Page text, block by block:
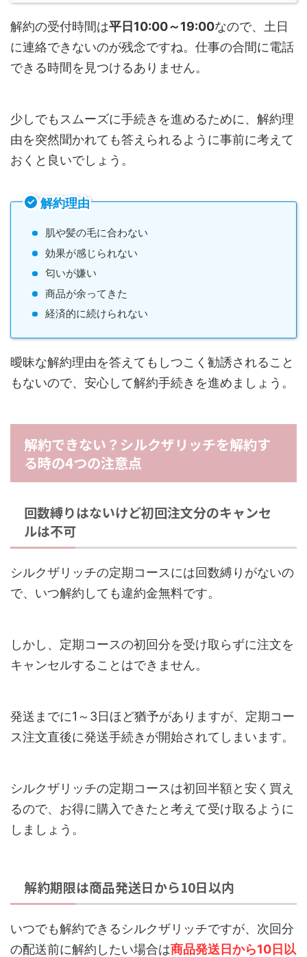
解約の受付時間は平日10:00～19:00なので、土日
に連絡できないのが残念ですね。仕事の合間に電話
できる時間を見つけるありません。
少しでもスムーズに手続きを進めるために、解約理
由を突然聞かれても答えられるように事前に考えて
おくと良いでしょう。
解約理由
肌や髪の毛に合わない
効果が感じられない
匂いが嫌い
商品が余ってきた
経済的に続けられない
曖昧な解約理由を答えてもしつこく勧誘されること
もないので、安心して解約手続きを進めましょう。
解約できない？シルクザリッチを解約す
る時の4つの注意点
回数縛りはないけど初回注文分のキャンセ
ルは不可
シルクザリッチの定期コースには回数縛りがないの
で、いつ解約しても違約金無料です。
しかし、定期コースの初回分を受け取らずに注文を
キャンセルすることはできません。
発送までに1～3日ほど猶予がありますが、定期コー
ス注文直後に発送手続きが開始されてしまいます。
シルクザリッチの定期コースは初回半額と安く買え
るので、お得に購入できたと考えて受け取るように
しましょう。
解約期限は商品発送日から10日以内
いつでも解約できるシルクザリッチですが、次回分
の配送前に解約したい場合は商品発送日から10日以